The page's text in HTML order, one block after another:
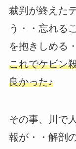
裁判が終えた
う・・忘れる
を抱きしめる
これでケビン
良かった♪
その事、川で
報が・・解剖